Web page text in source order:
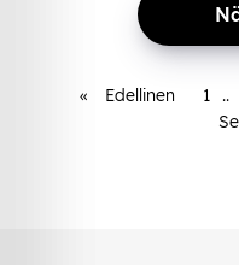
« Edellinen 1 ..